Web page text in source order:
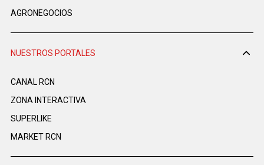
AGRONEGOCIOS
NUESTROS PORTALES
CANAL RCN
ZONA INTERACTIVA
SUPERLIKE
MARKET RCN